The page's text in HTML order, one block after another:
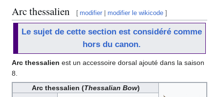
Arc thessalien [ modifier |modifier le wikicode ]
Le sujet de cette section est considéré comme
hors du canon.
Arc thessalien est un accessoire dorsal ajouté dans la saison
8.
Arc thessalien (Thessalian Bow)